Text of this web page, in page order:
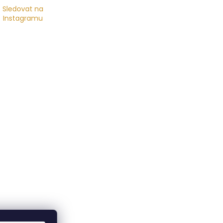
Sledovat na
Instagramu